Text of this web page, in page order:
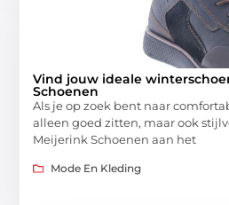
Vind jouw ideale
Schoenen
Als je op zoek bent naar
alleen goed zitten, maar ook
Meijerink Schoenen aan het
Mode En Kleding